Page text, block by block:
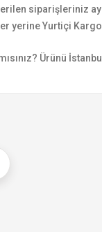
siparişleriniz
yerine Yurtiçi
Ürünü